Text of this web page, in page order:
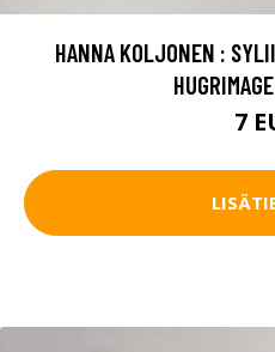
HANNA KOLJONEN :
7